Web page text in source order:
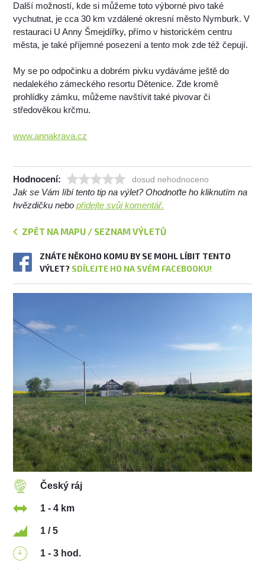
Další možností, kde si můžeme toto výborné pivo také
vychutnat, je cca 30 km vzdálené okresní město Nymburk. V
restauraci U Anny Šmejdířky, přímo v historickém centru
města, je také příjemné posezení a tento mok zde též čepují.
My se po odpočinku a dobrém pivku vydáváme ještě do
nedalekého zámeckého resortu Dětenice. Zde kromě
prohlídky zámku, můžeme navštívit také pivovar či
středověkou krčmu.
www.annakrava.cz
Hodnocení: dosud nehodnoceno
Jak se Vám líbí tento tip na výlet? Ohodnoťte ho kliknutím na
hvězdičku nebopřidejte svůj komentář.
ZPĚT NA MAPU / SEZNAM VÝLETŮ
ZNÁTE NĚKOHO KOMU BY SE MOHL LÍBIT TENTO
VÝLET? SDÍLEJTE HO NA SVÉM FACEBOOKU!
Český ráj
1 - 4 km
1 / 5
1 - 3 hod.